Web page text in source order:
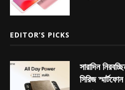
EDITOR’S PICKS
সারাদিন
সিরিজ